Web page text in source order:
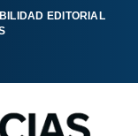
EDITORIAL